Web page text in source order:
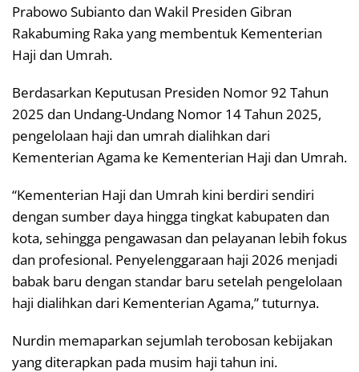
Prabowo Subianto dan Wakil Presiden Gibran
Rakabuming Raka yang membentuk Kementerian
Haji dan Umrah.
Berdasarkan Keputusan Presiden Nomor 92 Tahun
2025 dan Undang-Undang Nomor 14 Tahun 2025,
pengelolaan haji dan umrah dialihkan dari
Kementerian Agama ke Kementerian Haji dan Umrah.
“Kementerian Haji dan Umrah kini berdiri sendiri
dengan sumber daya hingga tingkat kabupaten dan
kota, sehingga pengawasan dan pelayanan lebih fokus
dan profesional. Penyelenggaraan haji 2026 menjadi
babak baru dengan standar baru setelah pengelolaan
haji dialihkan dari Kementerian Agama,” tuturnya.
Nurdin memaparkan sejumlah terobosan kebijakan
yang diterapkan pada musim haji tahun ini.